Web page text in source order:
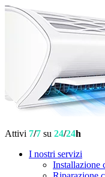
Attivi 7/7 su 24/24h
I nostri servizi
Installazione